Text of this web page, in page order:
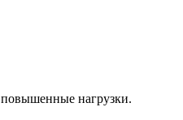
повышенные нагрузки.